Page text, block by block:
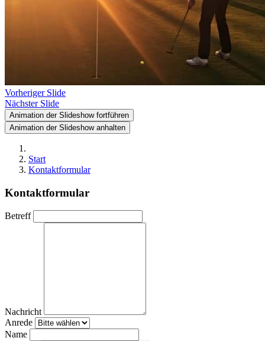
Vorheriger Slide
Nächster Slide
Animation der Slideshow fortführen
Animation der Slideshow anhalten
Start
Kontaktformular
Kontaktformular
Betreff
Nachricht
Anrede
Name